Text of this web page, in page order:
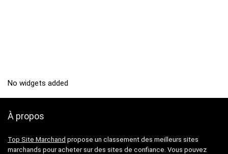
No widgets added
À propos
Top Site Marchand propose un classement des meilleurs sites
marchands pour acheter sur des sites de confiance. Vous pouvez